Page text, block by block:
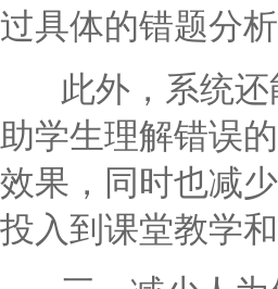
过具体的错题分
此外，系统还
助学生理解错误
效果，同时也减
投入到课堂教学